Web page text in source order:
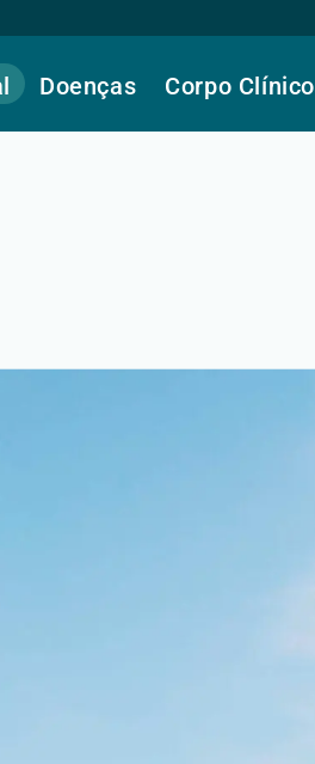
Doenças Corpo Clínico